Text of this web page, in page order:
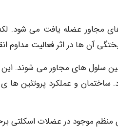
مجاور عضله یافت می شود.
آن ها در اثر فعالیت مداوم
سلول های مجاور می شوند.
و عملکرد پروتئین ها
منظم موجود در عضلات اسکلتی